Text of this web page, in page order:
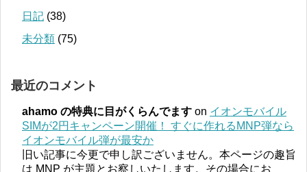
日記 (38)
未分類 (75)
最近のコメント
ahamo の特典に目がくらんでます on イオンモバイル
SIMが2円キャンペーン開催！ すぐに作れるMNP弾なら
イオンモバイル弾が最安か
旧い記事に今更で申し訳ございません。本ページの趣旨
は MNP が主題とお察しいたします。その場合にお